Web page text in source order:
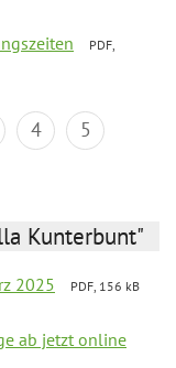
PDF,
4
5
Kunterbunt"
2025
PDF, 156 kB
ab jetzt online